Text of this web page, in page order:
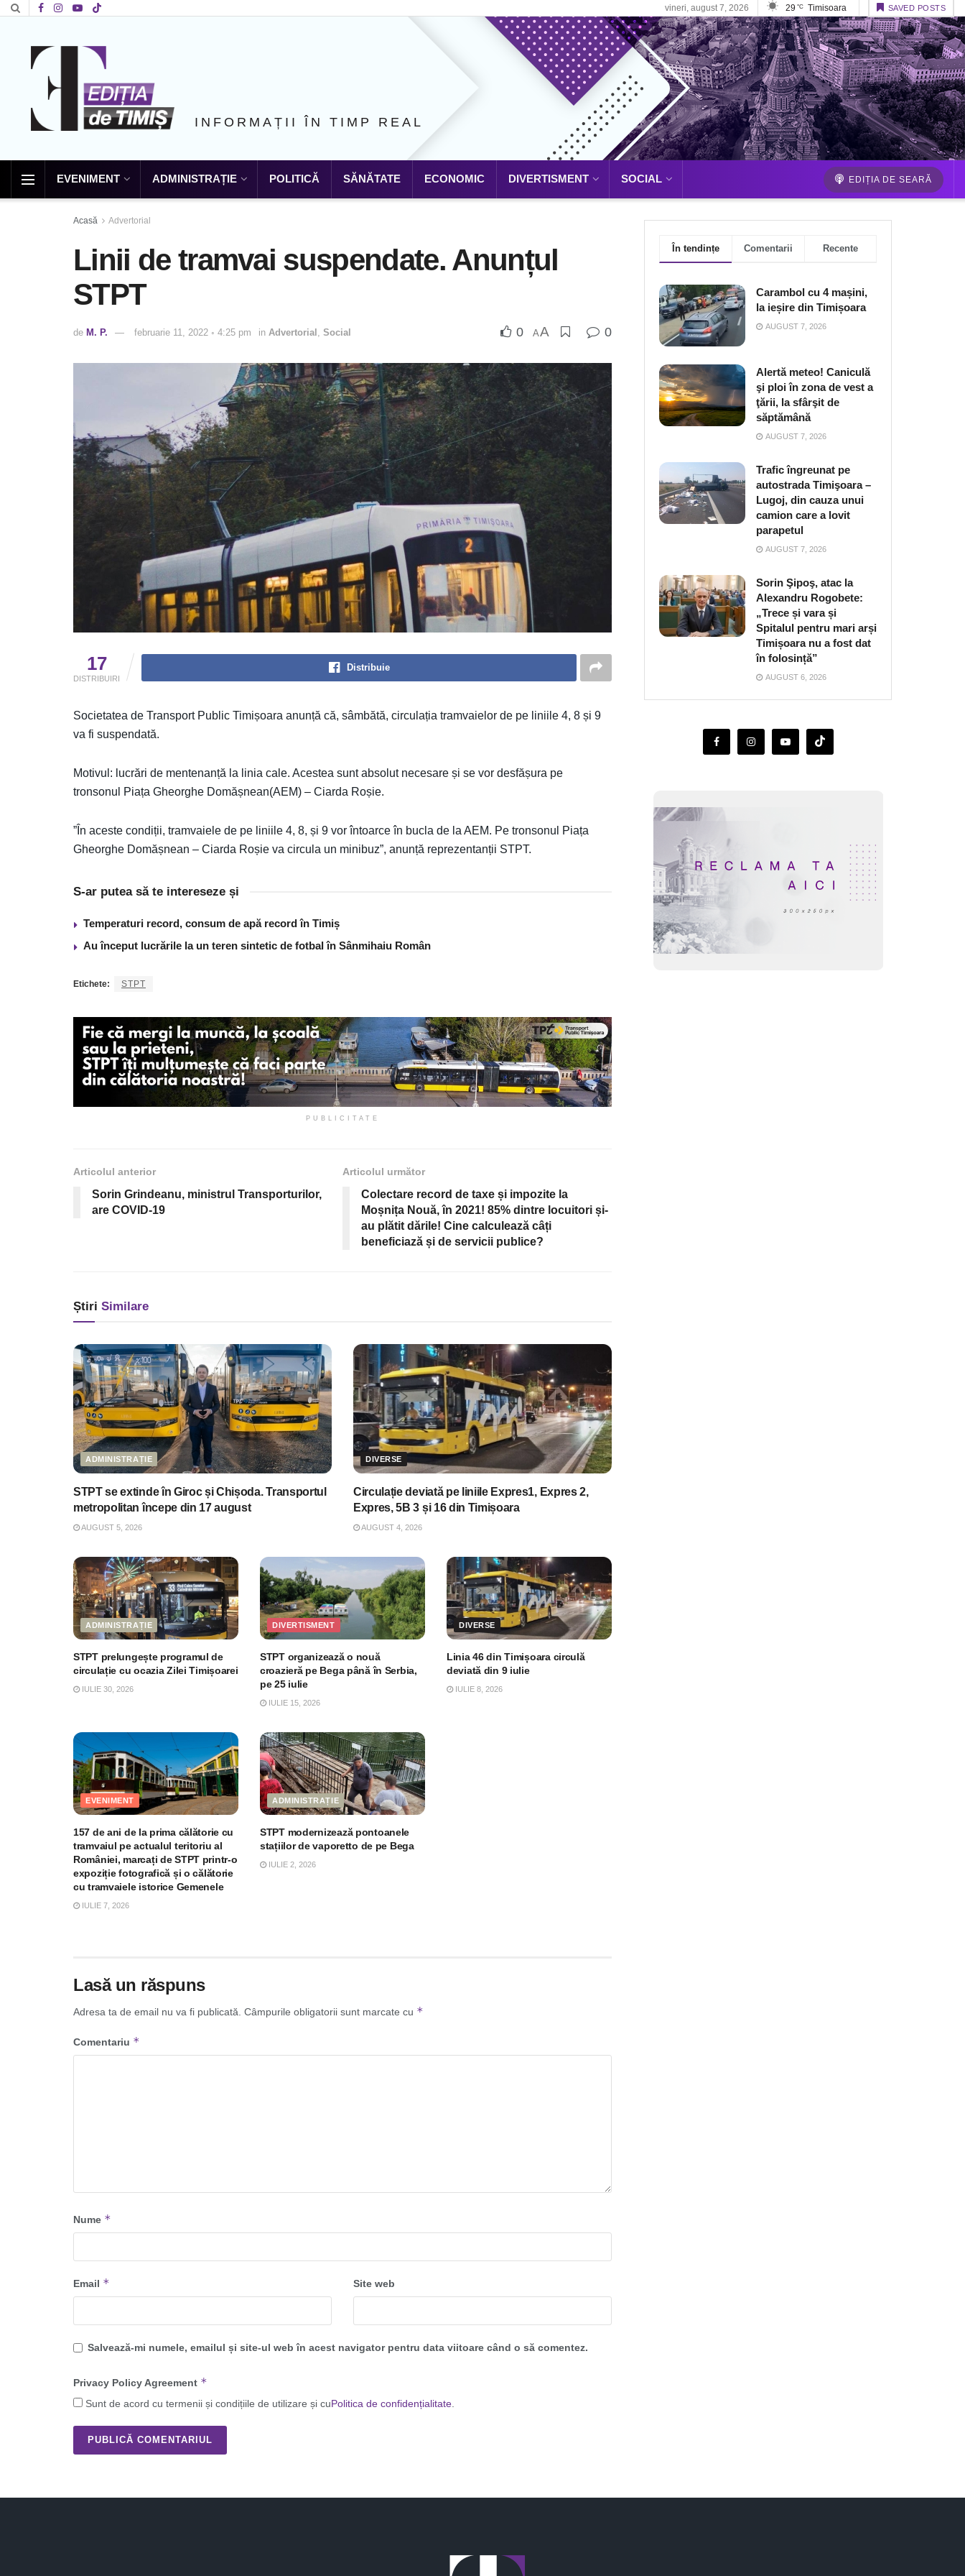
vineri, august 7, 2026 29 °C Timisoara SAVED POSTS
INFORMAȚII ÎN TIMP REAL
EVENIMENT ADMINISTRAȚIE POLITICĂ SĂNĂTATE ECONOMIC DIVERTISMENT SOCIAL EDIȚIA DE SEARĂ
Acasă Advertorial
Linii de tramvai suspendate. Anunțul
STPT
de M. P. februarie 11, 2022 ◦ 4:25 pm in Advertorial Social 0 AA 0
17
DISTRIBUIRI
Distribuie
Societatea de Transport Public Timișoara anunță că, sâmbătă, circulația tramvaielor de pe liniile 4, 8 și 9
va fi suspendată.
Motivul: lucrări de mentenanță la linia cale. Acestea sunt absolut necesare și se vor desfășura pe
tronsonul Piața Gheorghe Domășnean(AEM) – Ciarda Roșie.
”În aceste condiții, tramvaiele de pe liniile 4, 8, și 9 vor întoarce în bucla de la AEM. Pe tronsonul Piața
Gheorghe Domășnean – Ciarda Roșie va circula un minibuz”, anunță reprezentanții STPT.
S-ar putea să te intereseze și
Temperaturi record, consum de apă record în Timiș
Au început lucrările la un teren sintetic de fotbal în Sânmihaiu Român
Etichete: STPT
PUBLICITATE
Articolul anterior
Sorin Grindeanu, ministrul Transporturilor,
are COVID-19
Articolul următor
Colectare record de taxe și impozite la
Moșnița Nouă, în 2021! 85% dintre locuitori și-
au plătit dările! Cine calculează câți
beneficiază și de servicii publice?
Știri Similare
ADMINISTRAȚIE
STPT se extinde în Giroc și Chișoda. Transportul
metropolitan începe din 17 august
AUGUST 5, 2026
DIVERSE
Circulație deviată pe liniile Expres1, Expres 2,
Expres, 5B 3 și 16 din Timișoara
AUGUST 4, 2026
ADMINISTRAȚIE
STPT prelungește programul de
circulație cu ocazia Zilei Timișoarei
IULIE 30, 2026
DIVERTISMENT
STPT organizează o nouă
croazieră pe Bega până în Serbia,
pe 25 iulie
IULIE 15, 2026
DIVERSE
Linia 46 din Timișoara circulă
deviată din 9 iulie
IULIE 8, 2026
EVENIMENT
157 de ani de la prima călătorie cu
tramvaiul pe actualul teritoriu al
României, marcați de STPT printr-o
expoziție fotografică și o călătorie
cu tramvaiele istorice Gemenele
IULIE 7, 2026
ADMINISTRAȚIE
STPT modernizează pontoanele
stațiilor de vaporetto de pe Bega
IULIE 2, 2026
Lasă un răspuns
Adresa ta de email nu va fi publicată. Câmpurile obligatorii sunt marcate cu *
Comentariu *
Nume *
Email * Site web
Salvează-mi numele, emailul și site-ul web în acest navigator pentru data viitoare când o să comentez.
Privacy Policy Agreement *
Sunt de acord cu termenii și condițiile de utilizare și cuPolitica de confidențialitate
În tendințe Comentarii Recente
Carambol cu 4 mașini,
la ieșire din Timișoara
AUGUST 7, 2026
Alertă meteo! Caniculă
şi ploi în zona de vest a
ţării, la sfârşit de
săptămână
AUGUST 7, 2026
Trafic îngreunat pe
autostrada Timişoara –
Lugoj, din cauza unui
camion care a lovit
parapetul
AUGUST 7, 2026
Sorin Şipoş, atac la
Alexandru Rogobete:
„Trece și vara și
Spitalul pentru mari arși
Timișoara nu a fost dat
în folosință”
AUGUST 6, 2026